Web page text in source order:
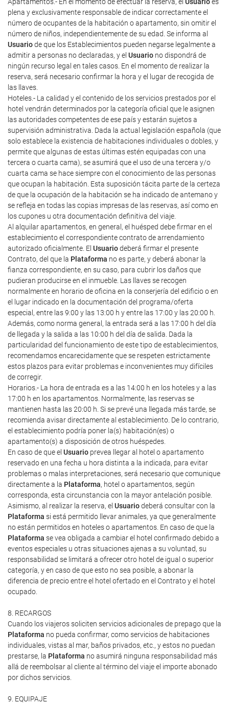
plena y exclusivamente responsable de indicar correctamente el
número de ocupantes de la habitación o apartamento, sin omitir el
número de niños, independientemente de su edad. Se informa al
Usuariode que los Establecimientos pueden negarse legalmente a
admitir a personas no declaradas, y el Usuario no dispondrá de
ningún recurso legal en tales casos. En el momento de realizar la
reserva, será necesario confirmar la hora y el lugar de recogida de
las llaves.
Hoteles.- La calidad y el contenido de los servicios prestados por el
hotel vendrán determinados por la categoría oficial que le asignen
las autoridades competentes de ese país y estarán sujetos a
supervisión administrativa. Dada la actual legislación española (que
solo establece la existencia de habitaciones individuales o dobles, y
permite que algunas de estas últimas estén equipadas con una
tercera o cuarta cama), se asumirá que el uso de una tercera y/o
cuarta cama se hace siempre con el conocimiento de las personas
que ocupan la habitación. Esta suposición tácita parte de la certeza
de que la ocupación de la habitación se ha indicado de antemano y
se refleja en todas las copias impresas de las reservas, así como en
los cupones u otra documentación definitiva del viaje.
Al alquilar apartamentos, en general, el huésped debe firmar en el
establecimiento el correspondiente contrato de arrendamiento
autorizado oficialmente. El Usuariodeberá firmar el presente
Contrato, del que la Plataforma no es parte, y deberá abonar la
fianza correspondiente, en su caso, para cubrir los daños que
pudieran producirse en el inmueble. Las llaves se recogen
normalmente en horario de oficina en la conserjería del edificio o en
el lugar indicado en la documentación del programa/oferta
especial, entre las 9:00 y las 13:00 h y entre las 17:00 y las 20:00 h.
Además, como norma general, la entrada será a las 17:00 h del día
de llegada y la salida a las 10:00 h del día de salida. Dada la
particularidad del funcionamiento de este tipo de establecimientos,
recomendamos encarecidamente que se respeten estrictamente
estos plazos para evitar problemas e inconvenientes muy difíciles
de corregir.
Horarios.- La hora de entrada es a las 14:00 h en los hoteles y a las
17:00 h en los apartamentos. Normalmente, las reservas se
mantienen hasta las 20:00 h. Si se prevé una llegada más tarde, se
recomienda avisar directamente al establecimiento. De lo contrario,
el establecimiento podría poner la(s) habitación(es) o
apartamento(s) a disposición de otros huéspedes.
En caso de que el Usuario prevea llegar al hotel o apartamento
reservado en una fecha u hora distinta a la indicada, para evitar
problemas o malas interpretaciones, será necesario que comunique
directamente a la Plataforma, hotel o apartamentos, según
corresponda, esta circunstancia con la mayor antelación posible.
Asimismo, al realizar la reserva, el Usuariodeberá consultar con la
Plataforma si está permitido llevar animales, ya que generalmente
no están permitidos en hoteles o apartamentos. En caso de que la
Plataforma se vea obligada a cambiar el hotel confirmado debido a
eventos especiales u otras situaciones ajenas a su voluntad, su
responsabilidad se limitará a ofrecer otro hotel de igual o superior
categoría, y en caso de que esto no sea posible, a abonar la
diferencia de precio entre el hotel ofertado en el Contrato y el hotel
ocupado.
8. RECARGOS
Cuando los viajeros soliciten servicios adicionales de prepago que la
Plataforma no pueda confirmar, como servicios de habitaciones
individuales, vistas al mar, baños privados, etc., y estos no puedan
prestarse, la Plataforma no asumirá ninguna responsabilidad más
allá de reembolsar al cliente al término del viaje el importe abonado
por dichos servicios.
9. EQUIPAJE